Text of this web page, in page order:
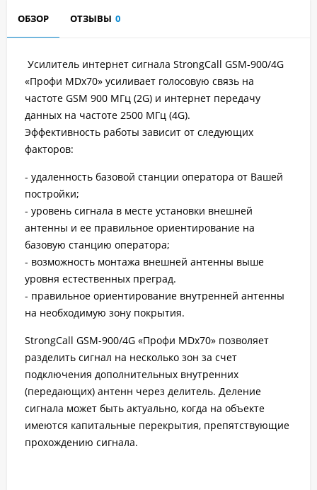
ОБЗОР ОТЗЫВЫ 0
Усилитель интернет сигнала StrongCall GSM-900/4G
«Профи MDх70» усиливает голосовую связь на
частоте GSM 900 МГц (2G) и интернет передачу
данных на частоте 2500 МГц (4G).
Эффективность работы зависит от следующих
факторов:
- удаленность базовой станции оператора от Вашей
постройки;
- уровень сигнала в месте установки внешней
антенны и ее правильное ориентирование на
базовую станцию оператора;
- возможность монтажа внешней антенны выше
уровня естественных преград.
- правильное ориентирование внутренней антенны
на необходимую зону покрытия.
StrongCall GSM-900/4G «Профи MDх70» позволяет
разделить сигнал на несколько зон за счет
подключения дополнительных внутренних
(передающих) антенн через делитель. Деление
сигнала может быть актуально, когда на объекте
имеются капитальные перекрытия, препятствующие
прохождению сигнала.